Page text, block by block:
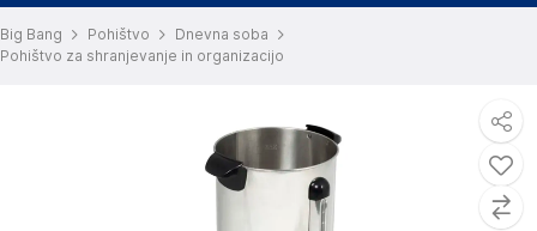
Big Bang Pohištvo
Dnevna soba
Pohištvo za shranjevanje in organizacijo